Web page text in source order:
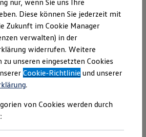
Fahrzeuge
Marktplatz
Sondermodelle
und Gebrauchtwagen
Zertifizierte Gebrauchtwagen
bei Gebrauchtwagen
Angebote
&
Informationen über uns
GmbH & Co. OHG)
Anbieter von
Angeboten, die auf dieser
nur, wenn Sie uns Ihre
Diese können Sie jederzeit mit
Zukunft im Cookie Manager
verwalten) in der
widerrufen. Weitere
unseren eingesetzten Cookies
Cookie-Richtlinie und unserer
.
von Cookies werden durch